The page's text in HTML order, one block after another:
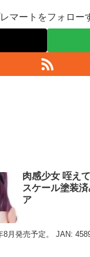
マートをフォロー
肉感少女 咥え
スケール塗装
ア
8月発売予定。 JAN: